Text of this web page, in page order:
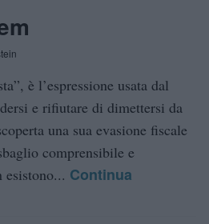
è l’espressione usata dal
e rifiutare di dimettersi da
una sua evasione fiscale
comprensibile e
esistono... Continua